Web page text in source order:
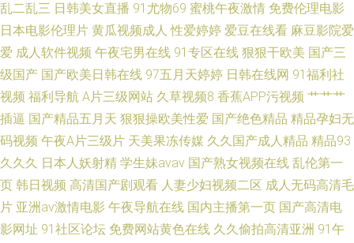
啪啪免费观看 黄色三级免费
乱二乱三 日韩美女直播 91尤物69 蜜桃午夜激情 免费伦理电影
日本电影伦理片 黄瓜视频成人 性爱婷婷 爱豆在线看 麻豆影院爱
爱 成人软件视频 午夜宅男在线 91专区在线 狠狠干欧美 国产三
级国产 国产欧美日韩在线 97五月天婷婷 日韩在线网 91福利社
视频 福利导航 A片三级网站 久草视频8 香蕉APP污视频 艹艹艹
插逼 国产精品五月天 狠狠操欧美性爱 国产绝色精品 精品孕妇无
码视频 午夜A片三级片 天美果冻传媒 久久国产成人精品 精品93
久久久 日本人妖射精 学生妹avav 国产熟女视频在线 乱伦第一
页 韩日视频 高清国产剧观看 人妻少妇视频二区 成人无码高清毛
片 亚洲av激情电影 午夜导航在线 国内主播第一页 国产高清电
影网址 91社区论坛 免费网站黄色在线 久久偷拍高清亚洲 91午